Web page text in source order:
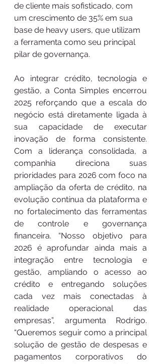
de cliente mais sofisticado, com
um crescimento de 35% em sua
base de heavy users, que utilizam
a ferramenta como seu principal
pilar de governança.
Ao integrar crédito, tecnologia e
gestão, a Conta Simples encerrou
2025 reforçando que a escala do
negócio está diretamente ligada à
sua capacidade de executar
inovação de forma consistente.
Com a liderança consolidada, a
companhia direciona suas
prioridades para 2026 com foco na
ampliação da oferta de crédito, na
evolução contínua da plataforma e
no fortalecimento das ferramentas
de controle e governança
financeira. “Nosso objetivo para
2026 é aprofundar ainda mais a
integração entre tecnologia e
gestão, ampliando o acesso ao
crédito e entregando soluções
cada vez mais conectadas à
realidade operacional das
empresas”, argumenta Rodrigo.
“Queremos seguir como a principal
solução de gestão de despesas e
pagamentos corporativos do